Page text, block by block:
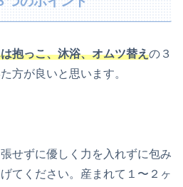
抱っこ、沐浴、オムツ替えの３
方が良いと思います。
せずに優しく力を入れずに包み
てください。産まれて１〜２ヶ